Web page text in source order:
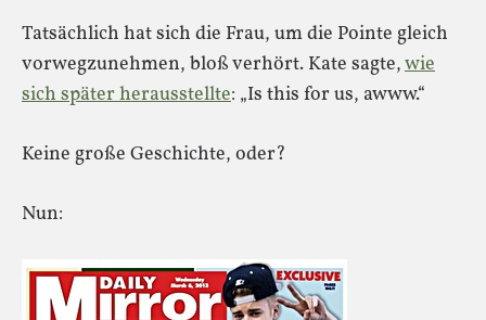
Tatsächlich hat sich die Frau, um die Pointe gleich
vorwegzunehmen, bloß verhört. Kate sagte,wie
sich später herausstellte: „Is this for us, awww.“
Keine große Geschichte, oder?
Nun: